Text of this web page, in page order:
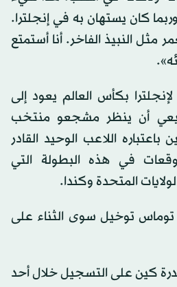
كان يستهان به في إنجلترا.
مثل النبيذ الفاخر. أنا أستمتع
بكأس العالم يعود إلى
الطبيعي أن ينظر مشجعو منتخب
باعتباره اللاعب الوحيد القادر
في هذه البطولة التي
المتحدة وكندا.
توماس توخيل سوى الثناء على
كين على التسجيل خلال أحد